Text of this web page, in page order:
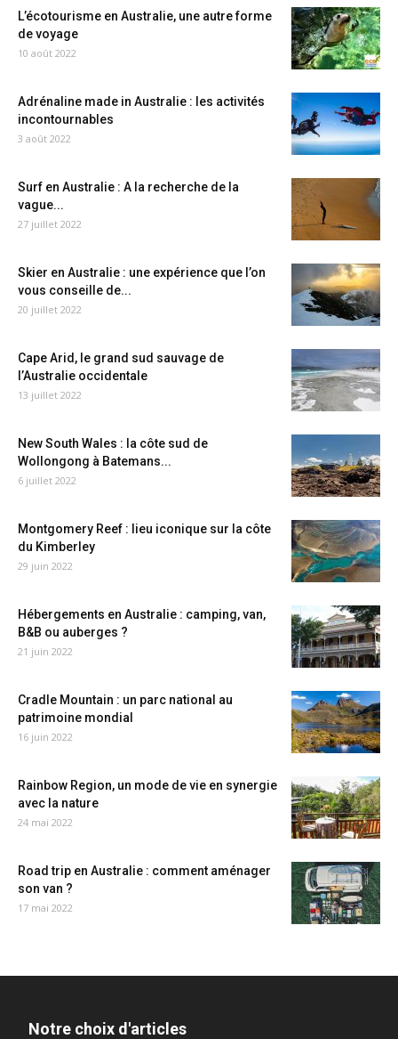
L’écotourisme en Australie, une autre forme
de voyage
10 août 2022
Adrénaline made in Australie : les activités
incontournables
3 août 2022
Surf en Australie : A la recherche de la
vague...
27 juillet 2022
Skier en Australie : une expérience que l’on
vous conseille de...
20 juillet 2022
Cape Arid, le grand sud sauvage de
l’Australie occidentale
13 juillet 2022
New South Wales : la côte sud de
Wollongong à Batemans...
6 juillet 2022
Montgomery Reef : lieu iconique sur la côte
du Kimberley
29 juin 2022
Hébergements en Australie : camping, van,
B&B ou auberges ?
21 juin 2022
Cradle Mountain : un parc national au
patrimoine mondial
16 juin 2022
Rainbow Region, un mode de vie en synergie
avec la nature
24 mai 2022
Road trip en Australie : comment aménager
son van ?
17 mai 2022
Notre choix d'articles